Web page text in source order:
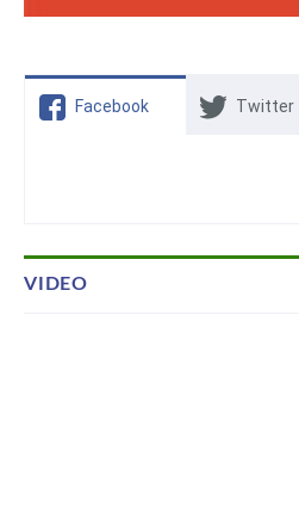
Facebook Twitter
VIDEO